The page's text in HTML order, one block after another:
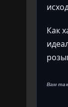
Как
Вам